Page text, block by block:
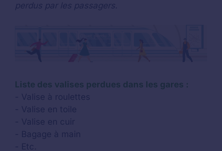
perdus par les passagers.
Liste des valises perdues dans les gares :
- Valise à roulettes
- Valise en toile
- Valise en cuir
- Bagage à main
- Etc.